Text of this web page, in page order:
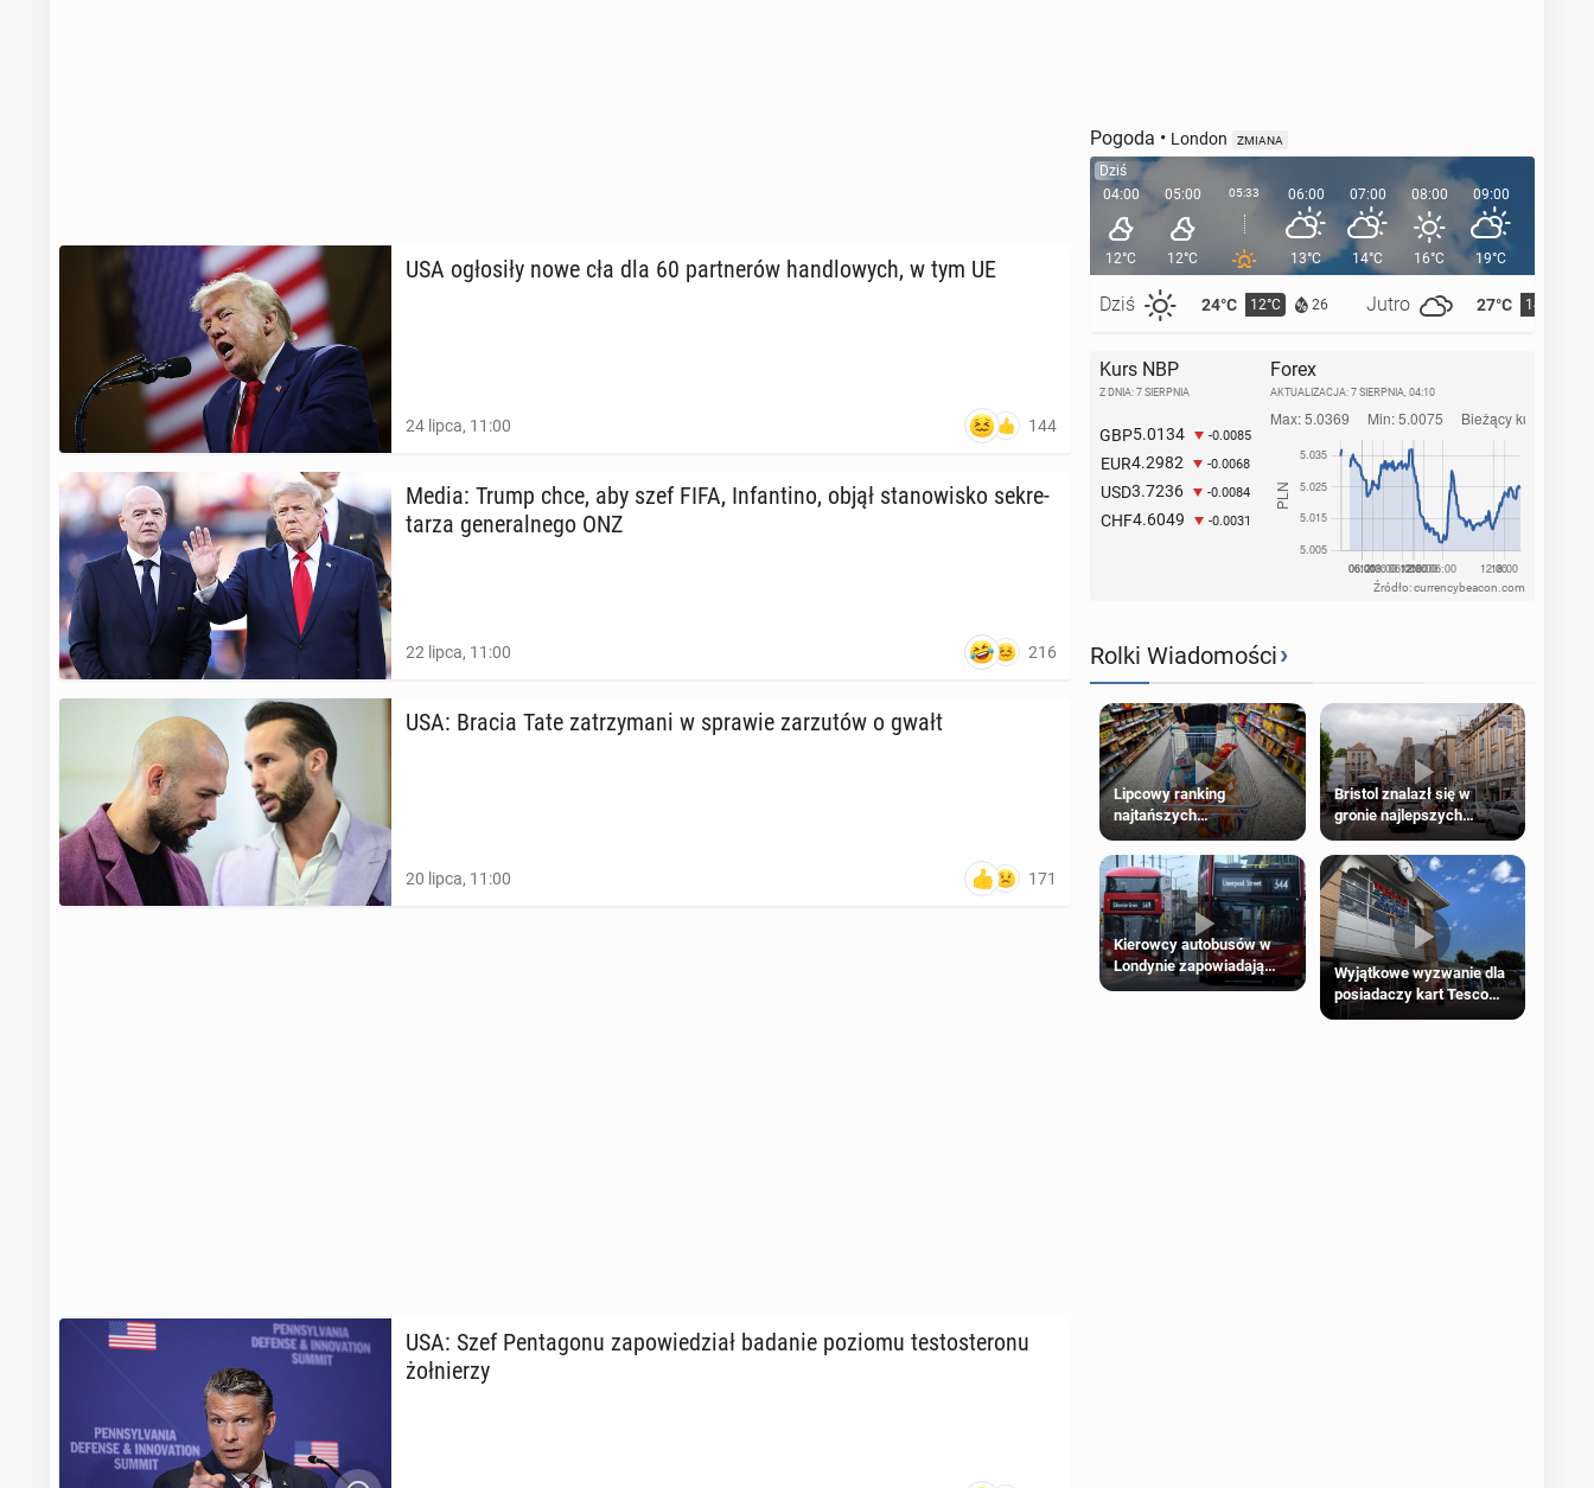
USA ogło­si­ły nowe cła dla 60 part­ne­rów han­dlo­wych, w tym UE
24 lipca, 11:00 144
Media: Trump chce, aby szef FIFA, In­fan­ti­no, objął sta­no­wi­sko se­kre­
ta­rza ge­ne­ral­ne­go ONZ
22 lipca, 11:00 216
USA: Bracia Tate za­trzy­ma­ni w sprawie za­rzu­tów o gwałt
20 lipca, 11:00 171
USA: Szef Pen­ta­go­nu za­po­wie­dział badanie poziomu te­sto­ste­ro­nu
żoł­nie­rzy
Pogoda • London ZMIANA
Dziś
04:00
12°C
Dziś 24°C 12°C 26 Jutro 27°C 14°C
05:00
12°C
05:33 06:00
13°C
07:00
14°C
08:00
16°C
09:00
19°C
Kurs NBP
Z DNIA: 7 SIERPNIA
GBP5.0134 -0.0085
EUR4.2982 -0.0068
USD3.7236 -0.0084
CHF4.6049 -0.0031
Forex
AKTUALIZACJA: 7 SIERPNIA, 04:10
Źródło: currencybeacon.com
Rolki Wiadomości›
Lipcowy ranking
najtańszych
supermarketów
Bristol znalazł się w
gronie najlepszych
kierunków podróży na
świecie
Kierowcy autobusów w
Londynie zapowiadają
strajki
Wyjątkowe wyzwanie dla
posiadaczy kart Tesco
Clubcard!